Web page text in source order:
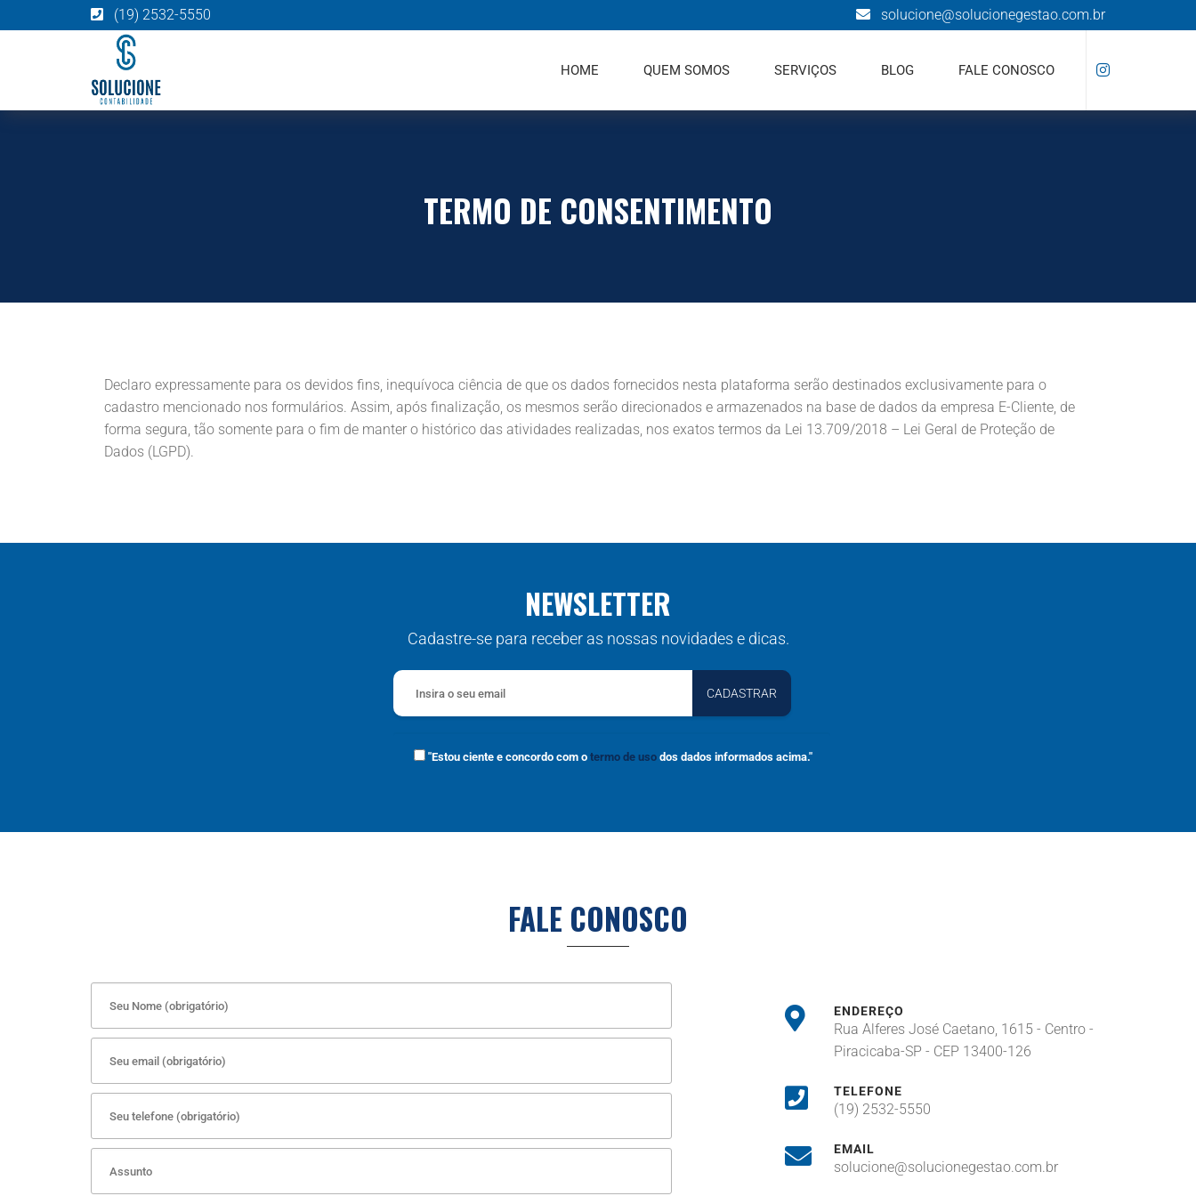
(19) 2532-5550 solucione@solucionegestao.com.br
HOME QUEM SOMOS SERVIÇOS BLOG FALE CONOSCO
TERMO DE CONSENTIMENTO
Declaro expressamente para os devidos fins, inequívoca ciência de que os dados fornecidos nesta plataforma serão destinados exclusivamente para o
cadastro mencionado nos formulários. Assim, após finalização, os mesmos serão direcionados e armazenados na base de dados da empresa E-Cliente, de
forma segura, tão somente para o fim de manter o histórico das atividades realizadas, nos exatos termos da Lei 13.709/2018 – Lei Geral de Proteção de
Dados (LGPD).
NEWSLETTER
Cadastre-se para receber as nossas novidades e dicas.
"Estou ciente e concordo com o termo de uso dos dados informados acima."
FALE CONOSCO
ENDEREÇO
Rua Alferes José Caetano, 1615 - Centro -
Piracicaba-SP - CEP 13400-126
TELEFONE
(19) 2532-5550
EMAIL
solucione@solucionegestao.com.br